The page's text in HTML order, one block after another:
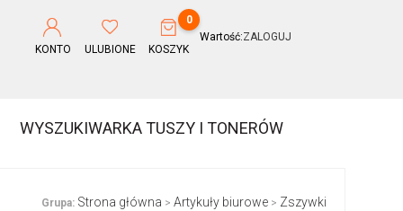
KONTO ULUBIONE
0
KOSZYK
Wartość:ZALOGUJ
WYSZUKIWARKA TUSZY I TONERÓW
Grupa: Strona główna > Artykuły biurowe> Zszywki